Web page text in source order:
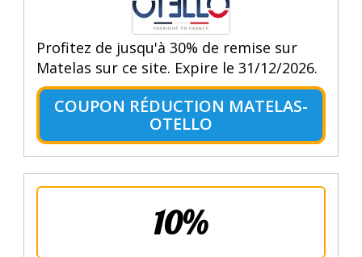
Profitez de jusqu'à 30% de remise sur
Matelas sur ce site. Expire le 31/12/2026.
COUPON RÉDUCTION MATELAS-
OTELLO
10%